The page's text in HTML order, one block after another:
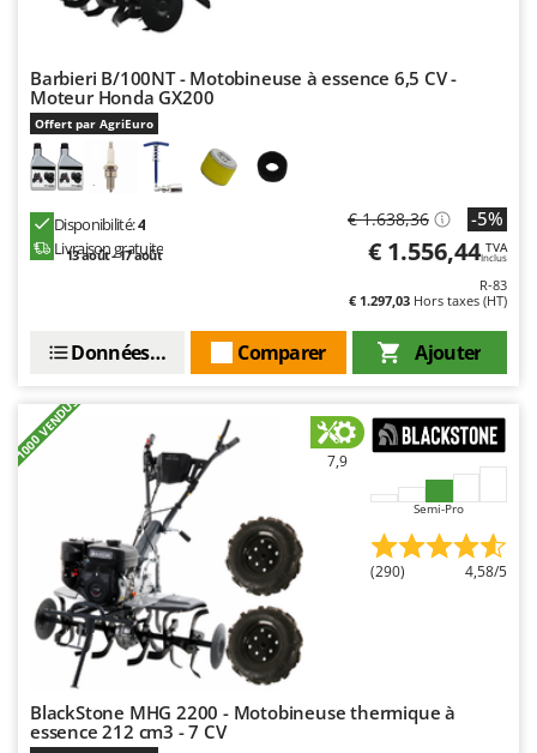
Prismafood
R
R.G.V.
Rato
Reber
Redback
Resto Italia
Ribimex
Robomow
Rossofuoco
Rover Pompe
Royal Food
Ryobi
S.T.P.
Santos
Sbaraglia
Schnitzer
Barbieri B/100NT - Motobineuse à essence 6,5 CV -
Moteur Honda GX200
Offert par AgriEuro
Disponibilité:4
Livraison gratuite
13 août - 17 août
€ 1.638,36 -5%
€ 1.556,44 TVA
Inclus
R-83
€ 1.297,03 Hors taxes (HT)
Ajouter
Comparer
Données techniques
+1000 VENDUS 7,9
Semi-Pro
(290) 4,58/5
BlackStone MHG 2200 - Motobineuse thermique à
essence 212 cm3 - 7 CV